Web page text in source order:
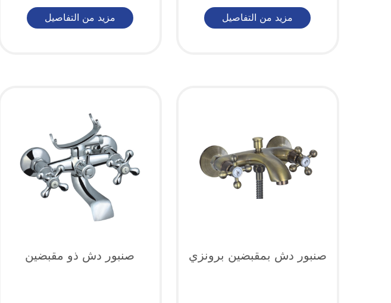
مزيد من التفاصيل مزيد من التفاصيل
صنبور دش بمقبضين برونزي صنبور دش ذو مقبضين